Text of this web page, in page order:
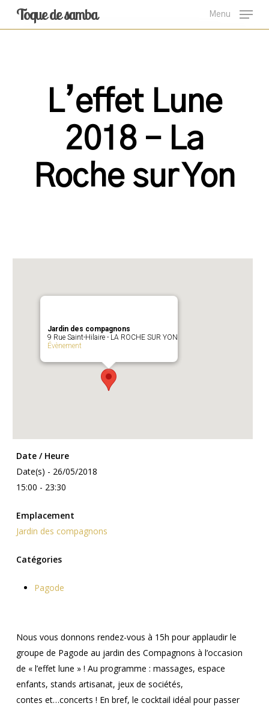
Toque de samba Menu
L’effet Lune
2018 – La
Roche sur Yon
Jardin des compagnons
9 Rue Saint-Hilaire - LA ROCHE SUR YON
Évènement
Date / Heure
Date(s) - 26/05/2018
15:00 - 23:30
Emplacement
Jardin des compagnons
Catégories
Pagode
Nous vous donnons rendez-vous à 15h pour applaudir le
groupe de Pagode au jardin des Compagnons à l’occasion
de « l’effet lune » ! Au programme : massages, espace
enfants, stands artisanat, jeux de sociétés,
contes et…concerts ! En bref, le cocktail idéal pour passer